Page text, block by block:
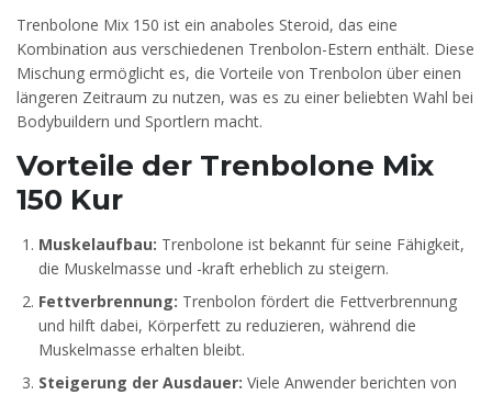
Trenbolone Mix 150 ist ein anaboles Steroid, das eine
Kombination aus verschiedenen Trenbolon-Estern enthält. Diese
Mischung ermöglicht es, die Vorteile von Trenbolon über einen
längeren Zeitraum zu nutzen, was es zu einer beliebten Wahl bei
Bodybuildern und Sportlern macht.
Vorteile der Trenbolone Mix
150 Kur
Muskelaufbau: Trenbolone ist bekannt für seine Fähigkeit,
die Muskelmasse und -kraft erheblich zu steigern.
Fettverbrennung: Trenbolon fördert die Fettverbrennung
und hilft dabei, Körperfett zu reduzieren, während die
Muskelmasse erhalten bleibt.
Steigerung der Ausdauer: Viele Anwender berichten von